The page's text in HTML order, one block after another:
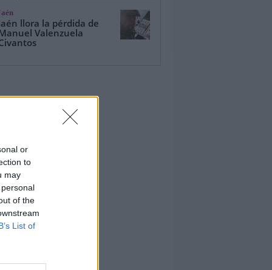
or
to
may
of the
List of
llora la pérdida de
Valenzuela